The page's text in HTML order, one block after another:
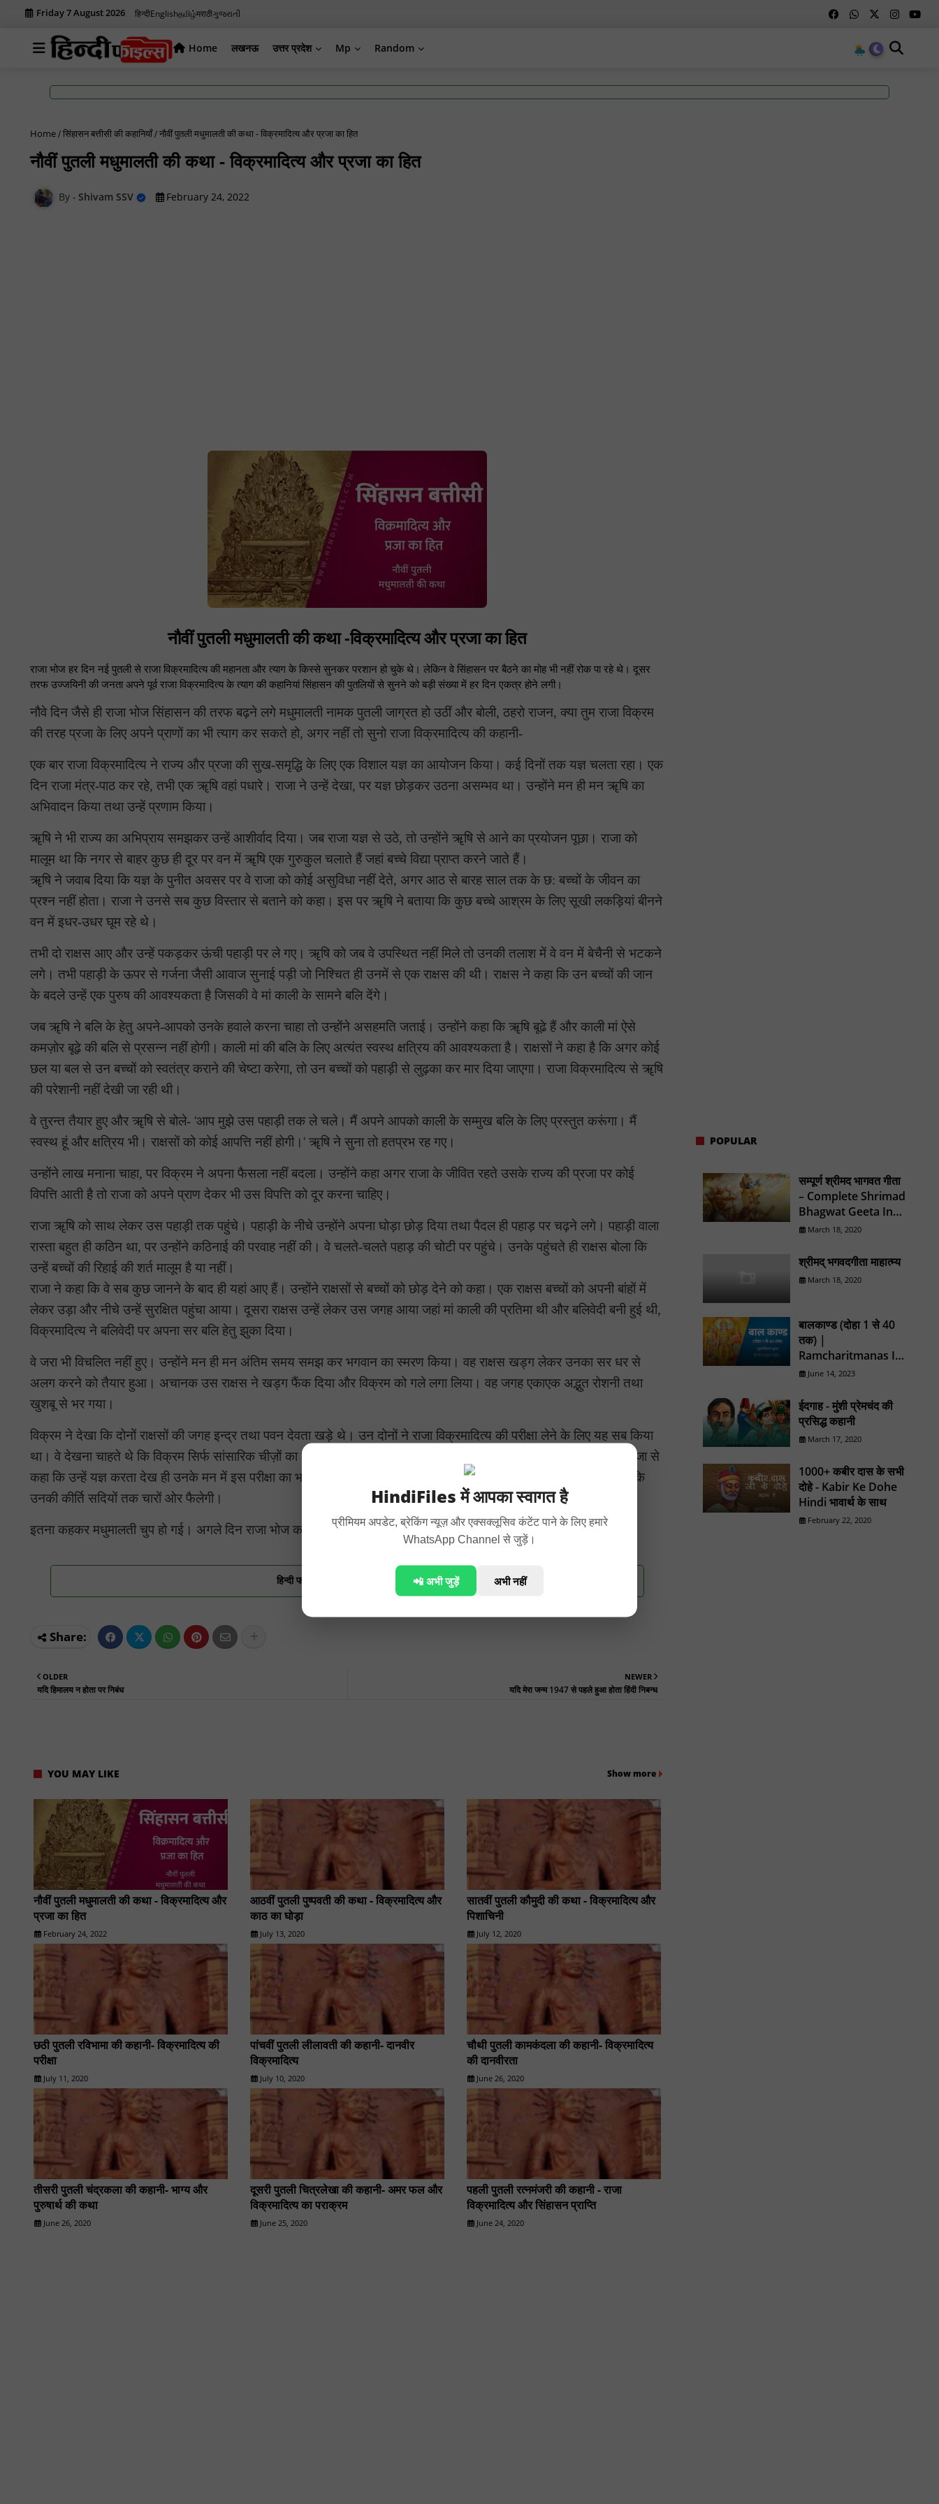
Friday 7 August 2026 हिन्दीEnglishதமிழ்मराठीગુજરાતી
Home लखनऊ उत्तर प्रदेश Mp Random
HindiFiles में आपका स्वागत है
प्रीमियम अपडेट, ब्रेकिंग न्यूज़ और एक्सक्लूसिव कंटेंट पाने के लिए हमारे
WhatsApp Channel से जुड़ें।
📲 अभी जुड़ें अभी नहीं
Home सिंहासन बत्तीसी की कहानियाँ नौवीं पुतली मधुमालती की कथा - विक्रमादित्य और प्रजा का हित
नौवीं पुतली मधुमालती की कथा - विक्रमादित्य और प्रजा का हित
Shivam SSV February 24, 2022
नौवीं पुतली मधुमालती की कथा -विक्रमादित्य और प्रजा का हित
राजा भोज हर दिन नई पुतली से राजा विक्रमादित्य की महानता और त्याग के किस्से सुनकर परशान हो चुके थे। लेकिन वे सिंहासन पर बैठने का मोह भी नहीं रोक पा रहे थे। दूसर
तरफ उज्जयिनी की जनता अपने पूर्व राजा विक्रमादित्य के त्याग की कहानियां ‍सिंहासन की पुतलियों से सुनने को बड़ी संख्या में हर दिन एकत्र होने लगी।
नौवे दिन जैसे ही राजा भोज सिंहासन की तरफ बढ़ने लगे मधुमालती नामक पुतली जाग्रत हो उठीं और बोली, ठहरो राजन, क्या तुम राजा विक्रम
की तरह प्रजा के लिए अपने प्राणों का भी त्याग कर सकते हो, अगर नहीं तो सुनो राजा विक्रमादित्य की कहानी-
एक बार राजा विक्रमादित्य ने राज्य और प्रजा की सुख-समृद्धि के लिए एक विशाल यज्ञ का आयोजन किया। कई दिनों तक यज्ञ चलता रहा। एक
दिन राजा मंत्र-पाठ कर रहे, तभी एक ॠषि वहां पधारे। राजा ने उन्हें देखा, पर यज्ञ छोड़कर उठना असम्भव था। उन्होंने मन ही मन ॠषि का
अभिवादन किया तथा उन्हें प्रणाम किया।
ॠषि ने भी राज्य का अभिप्राय समझकर उन्हें आशीर्वाद दिया। जब राजा यज्ञ से उठे, तो उन्होंने ॠषि से आने का प्रयोजन पूछा। राजा को
मालूम था कि नगर से बाहर कुछ ही दूर पर वन में ॠषि एक गुरुकुल चलाते हैं जहां बच्चे विद्या प्राप्त करने जाते हैं।
ॠषि ने जवाब दिया कि यज्ञ के पुनीत अवसर पर वे राजा को कोई असुविधा नहीं देते, अगर आठ से बारह साल तक के छ: बच्चों के जीवन का
प्रश्न नहीं होता। राजा ने उनसे सब कुछ विस्तार से बताने को कहा। इस पर ॠषि ने बताया कि कुछ बच्चे आश्रम के लिए सूखी लकड़ियां बीनने
वन में इधर-उधर घूम रहे थे।
तभी दो राक्षस आए और उन्हें पकड़कर ऊंची पहाड़ी पर ले गए। ॠषि को जब वे उपस्थित नहीं मिले तो उनकी तलाश में वे वन में बेचैनी से भटकने
लगे। तभी पहाड़ी के ऊपर से गर्जना जैसी आवाज सुनाई पड़ी जो निश्चित ही उनमें से एक राक्षस की थी। राक्षस ने कहा कि उन बच्चों की जान
के बदले उन्हें एक पुरुष की आवश्यकता है जिसकी वे मां काली के सामने बलि देंगे।
जब ॠषि ने बलि के हेतु अपने-आपको उनके हवाले करना चाहा तो उन्होंने असहमति जताई। उन्होंने कहा कि ॠषि बूढे हैं और काली मां ऐसे
कमज़ोर बूढ़े की बलि से प्रसन्न नहीं होगी। काली मां की बलि के लिए अत्यंत स्वस्थ क्षत्रिय की आवश्यकता है। राक्षसों ने कहा है कि अगर कोई
छल या बल से उन बच्चों को स्वतंत्र कराने की चेष्टा करेगा, तो उन बच्चों को पहाड़ी से लुढ़का कर मार दिया जाएगा। राजा विक्रमादित्य से ॠषि
की परेशानी नहीं देखी जा रही थी।
वे तुरन्त तैयार हुए और ॠषि से बोले- 'आप मुझे उस पहाड़ी तक ले चले। मैं अपने आपको काली के सम्मुख बलि के लिए प्रस्तुत करूंगा। मैं
स्वस्थ हूं और क्षत्रिय भी। राक्षसों को कोई आपत्ति नहीं होगी।' ॠषि ने सुना तो हतप्रभ रह गए।
उन्होंने लाख मनाना चाहा, पर विक्रम ने अपना फैसला नहीं बदला। उन्होंने कहा अगर राजा के जीवित रहते उसके राज्य की प्रजा पर कोई
विपत्ति आती है तो राजा को अपने प्राण देकर भी उस विपत्ति को दूर करना चाहिए।
राजा ॠषि को साथ लेकर उस पहाड़ी तक पहुंचे। पहाड़ी के नीचे उन्होंने अपना घोड़ा छोड़ दिया तथा पैदल ही पहाड़ पर चढ़ने लगे। पहाड़ी वाला
रास्ता बहुत ही कठिन था, पर उन्होंने कठिनाई की परवाह नहीं की। वे चलते-चलते पहाड़ की चोटी पर पहुंचे। उनके पहुंचते ही राक्षस बोला कि
उन्हें बच्चों की रिहाई की शर्त मालूम है या नहीं।
राजा ने कहा कि वे सब कुछ जानने के बाद ही यहां आए हैं। उन्होंने राक्षसों से बच्चों को छोड़ देने को कहा। एक राक्षस बच्चों को अपनी बांहों में
लेकर उड़ा और नीचे उन्हें सुरक्षित पहुंचा आया। दूसरा राक्षस उन्हें लेकर उस जगह आया जहां मां काली की प्रतिमा थी और बलिवेदी बनी हुई थी,
विक्रमादित्य ने बलिवेदी पर अपना सर बलि हेतु झुका दिया।
वे जरा भी विचलित नहीं हुए। उन्होंने मन ही मन अंतिम समय समझ कर भगवान का स्मरण किया। वह राक्षस खड्ग लेकर उनका सर धर से
अलग करने को तैयार हुआ। अचानक उस राक्षस ने खड्ग फैंक दिया और विक्रम को गले लगा लिया। वह जगह एकाएक अद्भुत रोशनी तथा
खुशबू से भर गया।
विक्रम ने देखा कि दोनों राक्षसों की जगह इन्द्र तथा पवन देवता खड़े थे। उन दोनों ने राजा विक्रमादित्य की परीक्षा लेने के लिए यह सब किया
था। वे देखना चाहते थे कि विक्रम सिर्फ सांसारिक चीज़ों का दान ही कर सकता है या प्राणोत्सर्ग करने की भी क्षमता रखता है। उन्होंने राजा से
कहा कि उन्हें यज्ञ करता देख ही उनके मन में इस परीक्षा का भाव जन्मा था। उन्होंने विक्रम को यशस्वी होने का आशीर्वाद दिया तथा कहा कि
उनकी कीर्ति सदियों तक चारों ओर फैलेगी।
इतना कहकर मधुमालती चुप हो गई। अगले दिन राजा भोज का रास्ता रोका पुतली प्रभावती ने।
हिन्दी फाइल्स की खबरों के लिए यहां क्लिक करें।
NEWER
यदि मेरा जन्म 1947 से पहले हुआ होता हिंदी निबन्ध
OLDER
यदि हिमालय न होता पर निबंध
YOU MAY LIKE Show more
नौवीं पुतली मधुमालती की कथा - विक्रमादित्य और
प्रजा का हित
February 24, 2022
आठवीं पुतली पुष्पवती की कथा - विक्रमादित्य और
काठ का घोड़ा
July 13, 2020
सातवीं पुतली कौमुदी की कथा - विक्रमादित्य और
पिशाचिनी
July 12, 2020
छठी पुतली रविभामा की कहानी- विक्रमादित्य की
परीक्षा
July 11, 2020
पांचवीं पुतली लीलावती की कहानी- दानवीर
विक्रमादित्य
July 10, 2020
चौथी पुतली कामकंदला की कहानी- विक्रमादित्य
की दानवीरता
June 26, 2020
तीसरी पुतली चंद्रकला की कहानी- भाग्य और
पुरुषार्थ की कथा
June 26, 2020
दूसरी पुतली चित्रलेखा की कहानी- अमर फल और
विक्रमादित्य का पराक्रम
June 25, 2020
पहली पुतली रत्नमंजरी की कहानी - राजा
विक्रमादित्य और सिंहासन प्राप्ति
June 24, 2020
POPULAR
सम्पूर्ण श्रीमद भागवत गीता
– Complete Shrimad
Bhagwat Geeta In
Hindi
March 18, 2020
श्रीमद् भगवदगीता माहात्म्य
March 18, 2020
बालकाण्ड (दोहा 1 से 40
तक) |
Ramcharitmanas In
Hindi
June 14, 2023
ईदगाह - मुंशी प्रेमचंद की
प्रसिद्ध कहानी
March 17, 2020
1000+ कबीर दास के सभी
दोहे - Kabir Ke Dohe
Hindi भावार्थ के साथ
February 22, 2020